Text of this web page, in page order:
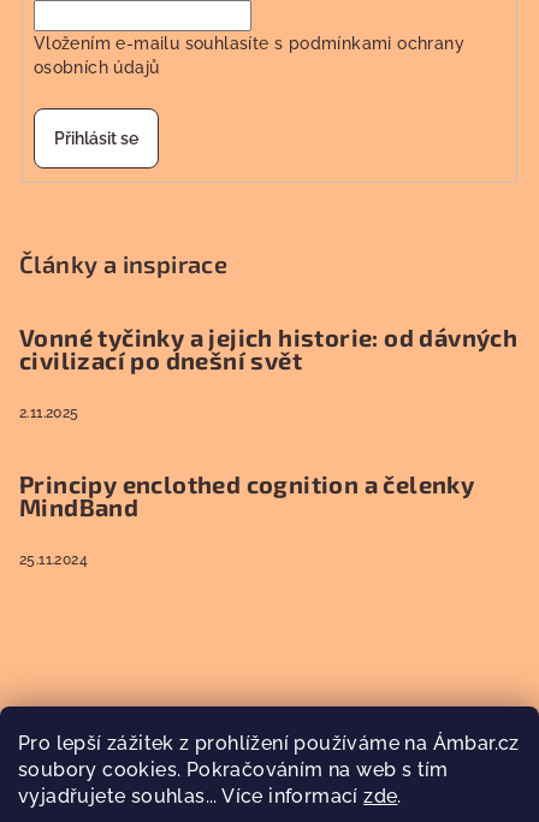
Pro lepší zážitek z prohlížení používáme na Ámbar.cz
soubory cookies. Pokračováním na web s tím
vyjadřujete souhlas... Více informacízde.
Vložením e-mailu souhlasíte s podmínkami ochrany
osobních údajů
Přihlásit se
Články a inspirace
Vonné tyčinky a jejich historie: od dávných
civilizací po dnešní svět
2.11.2025
Principy enclothed cognition a čelenky
MindBand
25.11.2024